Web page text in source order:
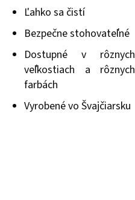
Ľahko sa čistí
Bezpečne stohovateľné
Dostupné v rôznych
veľkostiach a rôznych
farbách
Vyrobené vo Švajčiarsku